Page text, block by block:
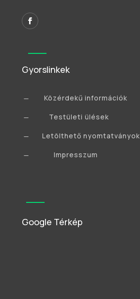
Gyorslinkek
K Közérdekű információk
K Testületi ülések
K Letölthető nyomtatványok
K Impresszum
Google Térkép